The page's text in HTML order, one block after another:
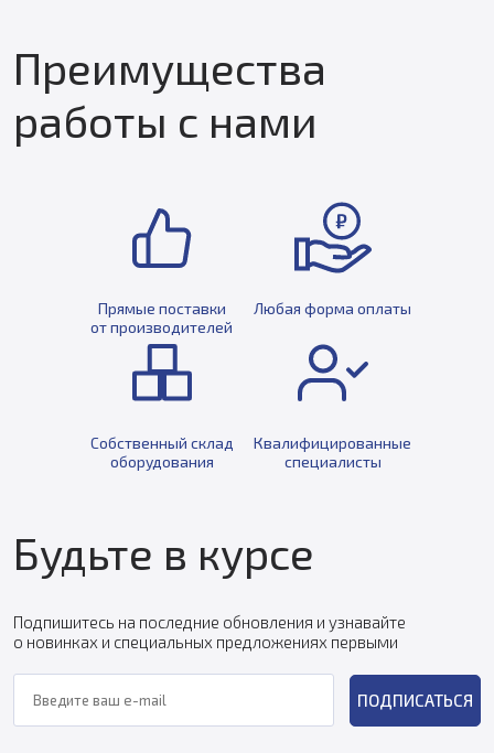
Преимущества
работы с нами
Прямые поставки
от производителей
Любая форма оплаты
Собственный склад
оборудования
Квалифицированные
специалисты
Будьте в курсе
Подпишитесь на последние обновления и узнавайте
о новинках и специальных предложениях первыми
ПОДПИСАТЬСЯ